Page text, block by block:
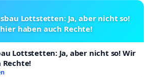
Lottstetten: Ja, aber nicht so!
haben auch Rechte!
Lottstetten: Ja, aber nicht so! Wir